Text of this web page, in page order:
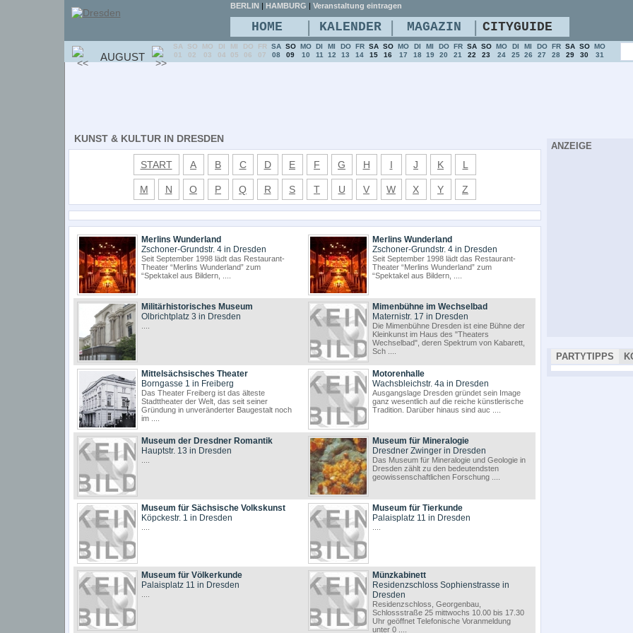
KUNST & KULTUR IN DRESDEN
START A B C D E F G H I J K L
M N O P Q R S T U V W X Y Z
Merlins Wunderland
Zschoner-Grundstr. 4 in Dresden
Seit September 1998 lädt das Restaurant-
Theater “Merlins Wunderland” zum
“Spektakel aus Bildern, ....
Merlins Wunderland
Zschoner-Grundstr. 4 in Dresden
Seit September 1998 lädt das Restaurant-
Theater “Merlins Wunderland” zum
“Spektakel aus Bildern, ....
Militärhistorisches Museum
Olbrichtplatz 3 in Dresden
Mimenbühne im Wechselbad
Maternistr. 17 in Dresden
Die Mimenbühne Dresden ist eine Bühne der
Kleinkunst im Haus des "Theaters
Wechselbad", deren Spektrum von Kabarett,
Sch ....
Mittelsächsisches Theater
Borngasse 1 in Freiberg
Das Theater Freiberg ist das älteste
Stadttheater der Welt, das seit seiner
Gründung in unveränderter Baugestalt noch
im ....
Motorenhalle
Wachsbleichstr. 4a in Dresden
Ausgangslage Dresden gründet sein Image
ganz wesentlich auf die reiche künstlerische
Tradition. Darüber hinaus sind auc ....
Museum der Dresdner Romantik
Hauptstr. 13 in Dresden
Museum für Mineralogie
Dresdner Zwinger in Dresden
Das Museum für Mineralogie und Geologie in
Dresden zählt zu den bedeutendsten
geowissenschaftlichen Forschung ....
Museum für Sächsische Volkskunst
Köpckestr. 1 in Dresden
Museum für Tierkunde
Palaisplatz 11 in Dresden
Museum für Völkerkunde
Palaisplatz 11 in Dresden
Münzkabinett
Residenzschloss Sophienstrasse in
Dresden
Residenzschloss, Georgenbau,
Schlossstraße 25 mittwochs 10.00 bis 17.30
Uhr geöffnet Telefonische Voranmeldung
unter 0 ....
ANZEIGE
PARTYTIPPS
BERLIN | HAMBURG | Veranstaltung eintragen
HOME | KALENDER | MAGAZIN | CITYGUIDE
AUGUST
SA
01
SO
02
MO
03
DI
04
MI
05
DO
06
FR
07
SA
08
SO
09
MO
10
DI
11
MI
12
DO
13
FR
14
SA
15
SO
16
MO
17
DI
18
MI
19
DO
20
FR
21
SA
22
SO
23
MO
24
DI
25
MI
26
DO
27
FR
28
SA
29
SO
30
MO
31